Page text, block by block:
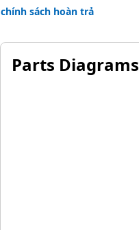
chính sách hoàn trả
Parts Diagrams